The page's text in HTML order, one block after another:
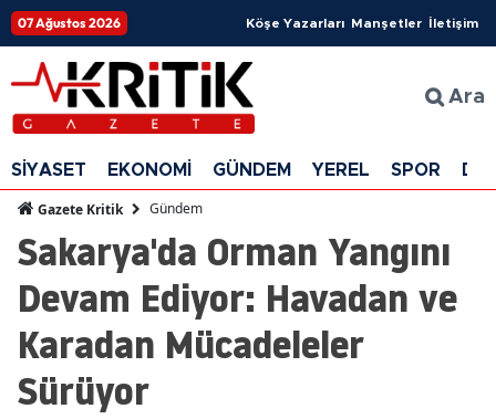
07 Ağustos 2026 Köşe Yazarları Manşetler İletişim
Ara
SİYASET EKONOMİ GÜNDEM YEREL SPOR
Gazete Kritik Gündem
Sakarya'da Orman Yangını
Devam Ediyor: Havadan ve
Karadan Mücadeleler
Sürüyor